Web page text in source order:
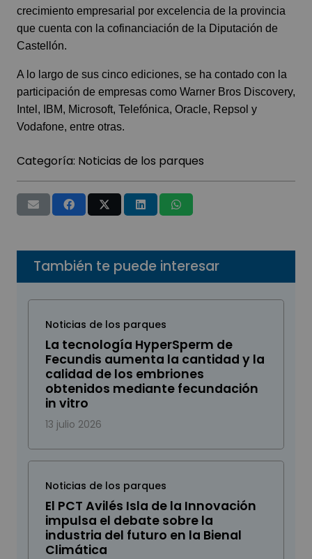
crecimiento empresarial por excelencia de la provincia
que cuenta con la cofinanciación de la Diputación de
Castellón.
A lo largo de sus cinco ediciones, se ha contado con la
participación de empresas como Warner Bros Discovery,
Intel , IBM, Microsoft, Telefónica, Oracle, Repsol y
Vodafone, entre otras.
Categoría: Noticias de los parques
También te puede interesar
Noticias de los parques
La tecnología HyperSperm de
Fecundis aumenta la cantidad y la
calidad de los embriones
obtenidos mediante fecundación
in vitro
13 julio 2026
Noticias de los parques
El PCT Avilés Isla de la Innovación
impulsa el debate sobre la
industria del futuro en la Bienal
Climática